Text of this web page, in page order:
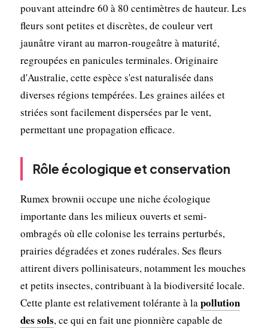
pouvant atteindre 60 à 80 centimètres de hauteur. Les
fleurs sont petites et discrètes, de couleur vert
jaunâtre virant au marron-rougeâtre à maturité,
regroupées en panicules terminales. Originaire
d'Australie, cette espèce s'est naturalisée dans
diverses régions tempérées. Les graines ailées et
striées sont facilement dispersées par le vent,
permettant une propagation efficace.
Rôle écologique et conservation
Rumex brownii occupe une niche écologique
importante dans les milieux ouverts et semi-
ombragés où elle colonise les terrains perturbés,
prairies dégradées et zones rudérales. Ses fleurs
attirent divers pollinisateurs, notamment les mouches
et petits insectes, contribuant à la biodiversité locale.
Cette plante est relativement tolérante à lapollution
des sols, ce qui en fait une pionnière capable de